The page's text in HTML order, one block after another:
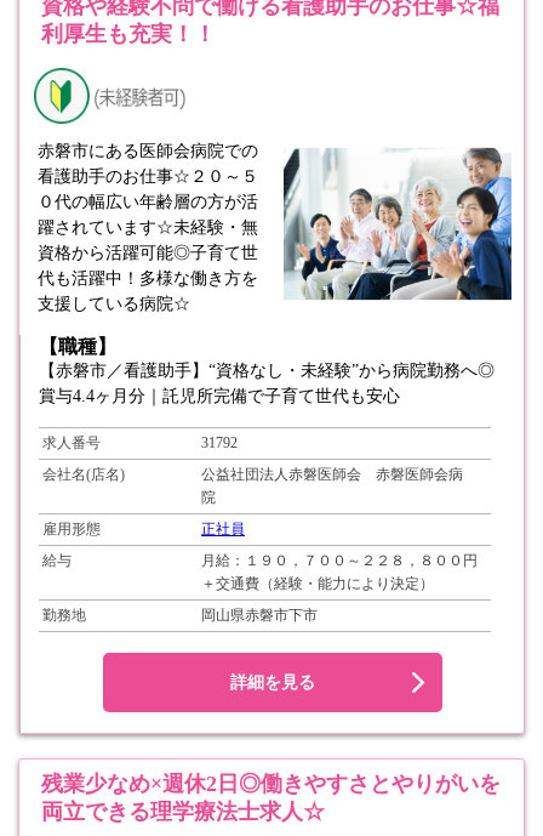
資格や経験不問で働ける看護助手のお仕事☆福
利厚生も充実！！
赤磐市にある医師会病院での
看護助手のお仕事☆２０～５
０代の幅広い年齢層の方が活
躍されています☆未経験・無
資格から活躍可能◎子育て世
代も活躍中！多様な働き方を
支援している病院☆
【職種】
【赤磐市／看護助手】“資格なし・未経験”から病院勤務へ◎
賞与4.4ヶ月分｜託児所完備で子育て世代も安心
求人番号
31792
会社名(店名)
公益社団法人赤磐医師会 赤磐医師会病
院
雇用形態
正社員
給与
月給：１９０，７００～２２８，８００円
＋交通費（経験・能力により決定）
勤務地
岡山県赤磐市下市
詳細を見る
残業少なめ×週休2日◎働きやすさとやりがいを
両立できる理学療法士求人☆